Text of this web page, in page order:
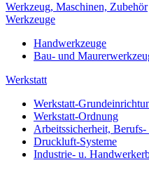
Werkzeug, Maschinen, Zubehör
Werkzeuge
Handwerkzeuge
Bau- und
Werkstatt
Werkstatt-
Werkstatt-Ordnung
Arbeitssicherheit, Berufs-
Druckluft-Systeme
Industrie- u.